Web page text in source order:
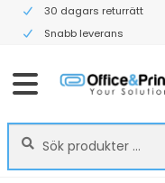
30 dagars returrätt
Snabb leverans
Sök
efter:
Sök